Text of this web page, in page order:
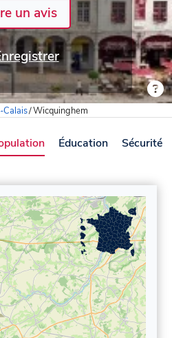
un avis
Calais/Wicquinghem
Éducation Sécurité